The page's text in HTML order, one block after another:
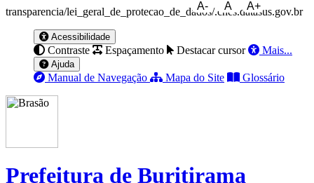
transparencia/lei_geral_de_protecao_de_dados/.cnes.datasus.gov.br
A- A A+
Acessibilidade
Contraste Espaçamento Destacar cursor Mais...
Ajuda
Manual de Navegação Mapa do Site Glossário
Prefeitura de Buritirama